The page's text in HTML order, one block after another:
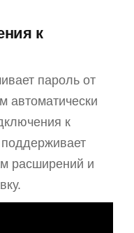
к
пароль от
автоматически
к
расширений и